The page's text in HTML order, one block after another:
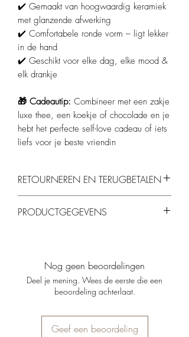
✔️ Gemaakt van hoogwaardig keramiek
met glanzende afwerking
✔️ Comfortabele ronde vorm – ligt lekker
in de hand
✔️ Geschikt voor elke dag, elke mood &
elk drankje
🎁 Cadeautip: Combineer met een zakje
luxe thee, een koekje of chocolade en je
hebt het perfecte self-love cadeau of iets
liefs voor je beste vriendin
RETOURNEREN EN TERUGBETALEN
retourneren, mits ze ongebruikt en in de
PRODUCTGEGEVENS
Vaatwasserbestendig
Nog geen beoordelingen
Deel je mening. Wees de eerste die een
beoordeling achterlaat.
Geef een beoordeling